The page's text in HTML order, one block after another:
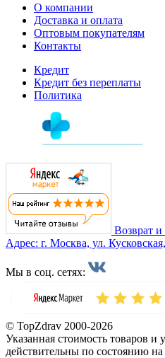
О компании
Доставка и оплата
Оптовым покупателям
Контакты
Кредит
Кредит без переплаты
Политика
Возврат и
Адрес: г. Москва, ул.
Мы в соц. сетях:
© TopZdrav 2000-2026
Указанная стоимость товаров и
действительны по состоянию